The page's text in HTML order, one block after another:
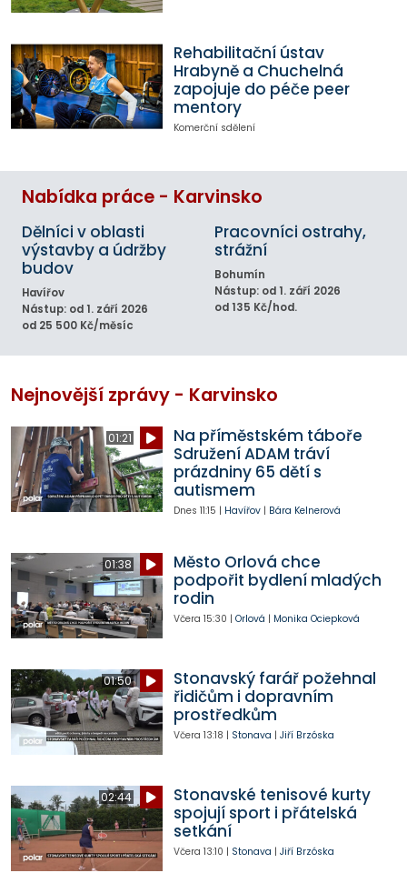
Rehabilitační ústav
Hrabyně a Chuchelná
zapojuje do péče peer
mentory
Komerční sdělení
Nabídka práce - Karvinsko
Dělníci v oblasti
výstavby a údržby
budov
Havířov
Nástup: od 1. září 2026
od 25 500 Kč/měsíc
Pracovníci ostrahy,
strážní
Bohumín
Nástup: od 1. září 2026
od 135 Kč/hod.
Nejnovější zprávy - Karvinsko
01:21
Na příměstském táboře
Sdružení ADAM tráví
prázdniny 65 dětí s
autismem
Dnes 11:15 | Havířov| Bára Kelnerová
01:38
Město Orlová chce
podpořit bydlení mladých
rodin
Včera 15:30 | Orlová | Monika Ociepková
01:50
Stonavský farář požehnal
řidičům i dopravním
prostředkům
Včera 13:18 | Stonava | Jiří Brzóska
02:44
Stonavské tenisové kurty
spojují sport i přátelská
setkání
Včera 13:10 | Stonava | Jiří Brzóska